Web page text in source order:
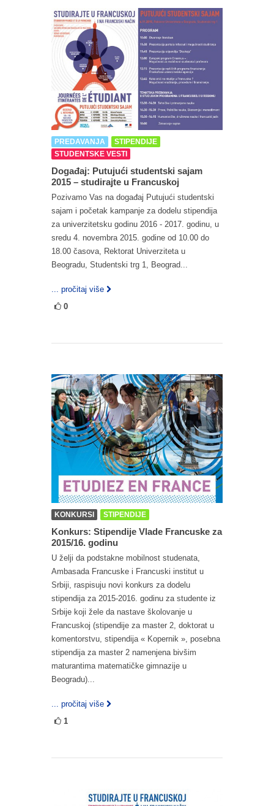
PREDAVANJA
STIPENDIJE
STUDENTSKE VESTI
Događaj: Putujući studentski sajam
2015 – studirajte u Francuskoj
Pozivamo Vas na događaj Putujući studentski
sajam i početak kampanje za dodelu stipendija
za univerzitetsku godinu 2016 - 2017. godinu, u
sredu 4. novembra 2015. godine od 10.00 do
18.00 časova, Rektorat Univerziteta u
Beogradu, Studentski trg 1, Beograd...
... pročitaj više
0
KONKURSI STIPENDIJE
Konkurs: Stipendije Vlade Francuske za
2015/16. godinu
U želji da podstakne mobilnost studenata,
Ambasada Francuske i Francuski institut u
Srbiji, raspisuju novi konkurs za dodelu
stipendija za 2015-2016. godinu za studente iz
Srbije koji žele da nastave školovanje u
Francuskoj (stipendije za master 2, doktorat u
komentorstvu, stipendija « Kopernik », posebna
stipendija za master 2 namenjena bivšim
maturantima matematičke gimnazije u
Beogradu)...
... pročitaj više
1